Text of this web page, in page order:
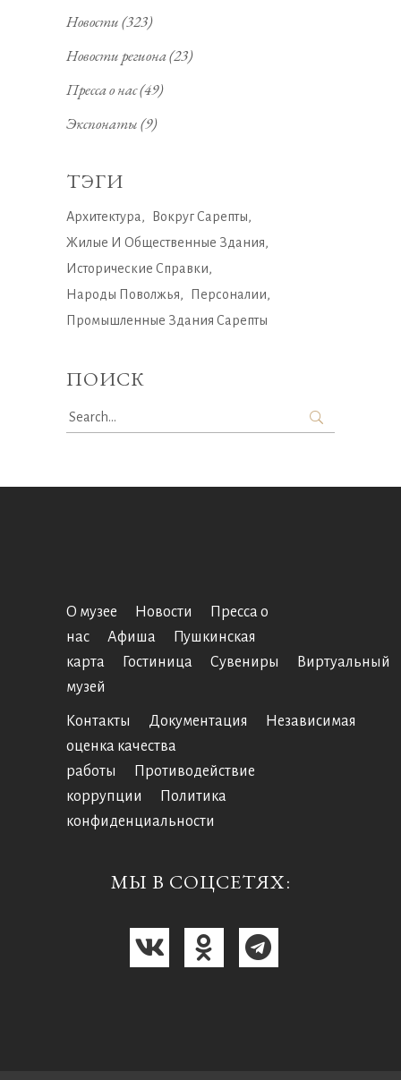
Новости(323)
Новости региона(23)
Пресса о нас(49)
Экспонаты(9)
ТЭГИ
Архитектура
Вокруг Сарепты
Жилые И Общественные Здания
Исторические Справки
Народы Поволжья
Персоналии
Промышленные Здания Сарепты
ПОИСК
Search
for:
О музее Новости
Пресса о
нас
Афиша
Пушкинская
карта
Гостиница Сувениры
Виртуальный
музей
Контакты Документация
Независимая
оценка качества
работы
Противодействие
коррупции
Политика
конфиденциальности
МЫ В СОЦСЕТЯХ: